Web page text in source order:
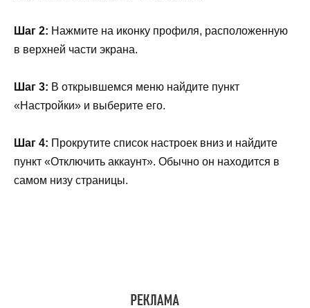
Шаг 2: Нажмите на иконку профиля, расположенную
в верхней части экрана.
Шаг 3: В открывшемся меню найдите пункт
«Настройки» и выберите его.
Шаг 4: Прокрутите список настроек вниз и найдите
пункт «Отключить аккаунт». Обычно он находится в
самом низу страницы.